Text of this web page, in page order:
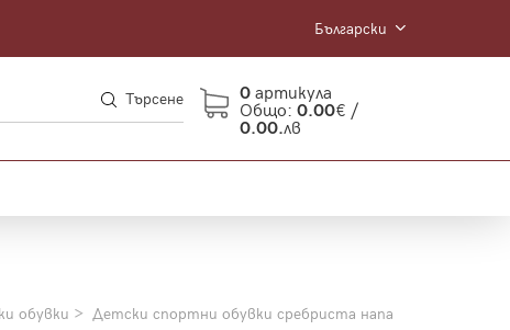
Български
0артикула
Общо: 0.00€ /
0.00.лв
Търсене
обувки Детски спортни обувки сребриста напа